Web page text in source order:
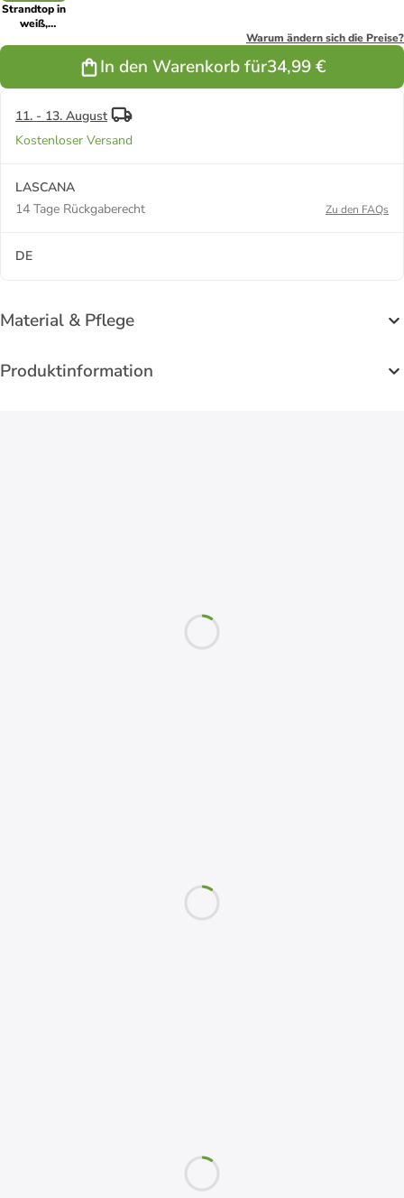
Strandtop in
weiß,
Warum ändern sich die Preise?
In den Warenkorb für34,99 €
11. - 13. August
Kostenloser Versand
LASCANA
14 Tage Rückgaberecht
Zu den FAQs
DE
Material & Pflege
Produktinformation